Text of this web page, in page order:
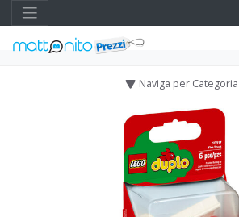
Naviga per Categoria